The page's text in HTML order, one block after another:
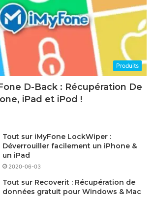
Produits
D-Back : Récupération De
iPad et iPod !
Tout sur iMyFone LockWiper :
Déverrouiller facilement un iPhone &
un iPad
2020-06-03
Tout sur Recoverit : Récupération de
données gratuit pour Windows & Mac